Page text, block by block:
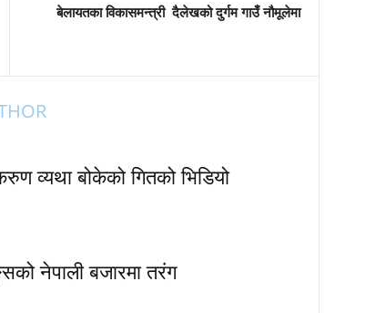
बेलायतका विकासमन्त्री दैलेखको दुर्गम गाउँ नौमूलेमा
व्यथा बोकेको गितको भिडियो
नेपाली बजारमा तरंग